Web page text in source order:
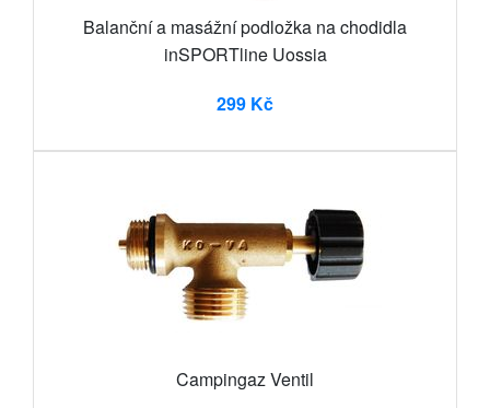
Balanční a masážní podložka na chodidla
inSPORTline Uossia
299 Kč
Campingaz Ventil